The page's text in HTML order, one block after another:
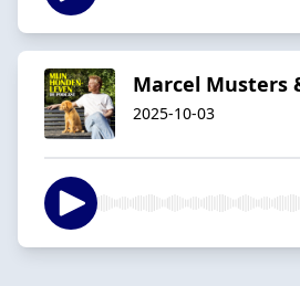
Marcel Musters
2025-10-03